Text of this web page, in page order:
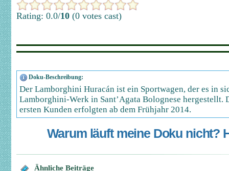
Rating: 0.0/10 (0 votes cast)
Doku-Beschreibung:
Der Lamborghini Huracán ist ein Sportwagen, der es in
Lamborghini-Werk in Sant’Agata Bolognese hergestellt.
ersten Kunden erfolgten ab dem Frühjahr 2014.
Warum läuft meine Doku nicht?
Ähnliche Beiträge